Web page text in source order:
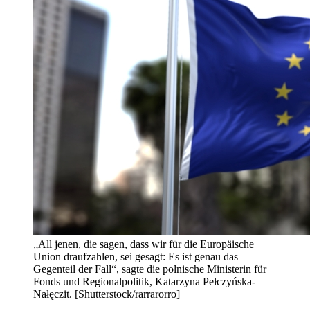
„All jenen, die sagen, dass wir für die Europäische
Union draufzahlen, sei gesagt: Es ist genau das
Gegenteil der Fall“, sagte die polnische Ministerin für
Fonds und Regionalpolitik, Katarzyna Pełczyńska-
Nałęczit. [Shutterstock/rarrarorro]